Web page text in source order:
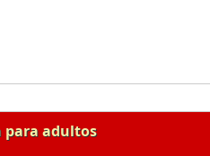
para adultos